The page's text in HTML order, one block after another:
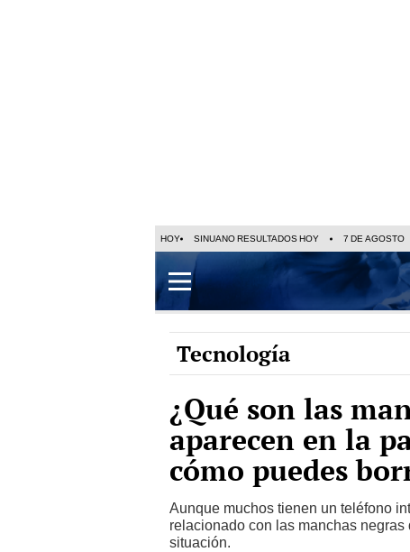
HOY SINUANO RESULTADOS HOY 7 DE AGOSTO
Tecnología
¿Qué son las
aparecen en la
cómo puedes
Aunque muchos tienen un teléfono
relacionado con las manchas
situación.